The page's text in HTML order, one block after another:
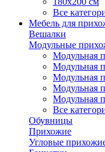
Все
Мебель для
Вешалки
Модульные
Модульная
Модульная
Модульная
Модульная
Модульная
Все
Обувницы
Прихожие
Угловые